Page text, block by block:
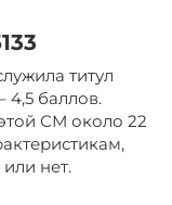
титул
4,5 баллов.
СМ около 22
нет.